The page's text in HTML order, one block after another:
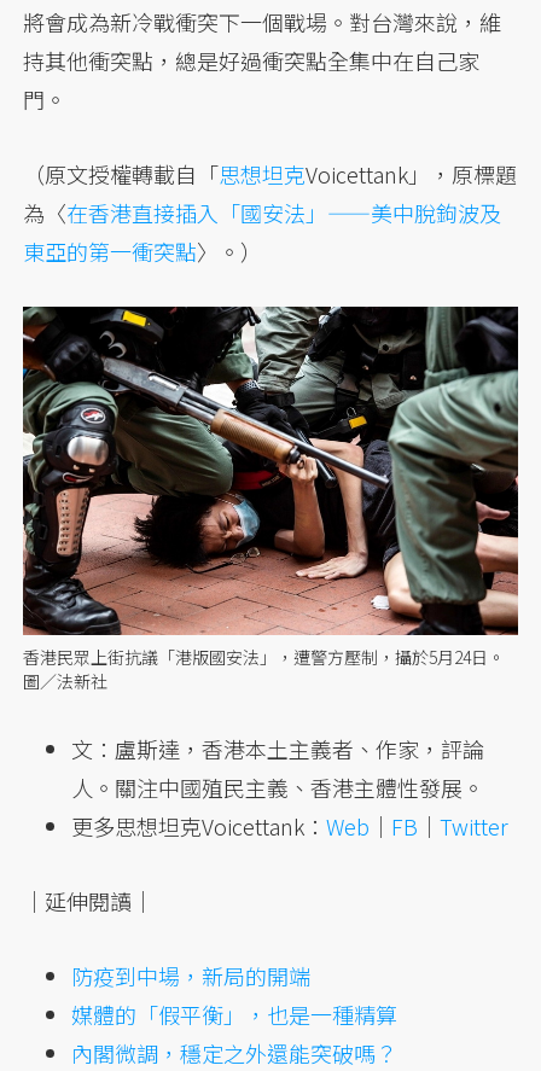
將會成為新冷戰衝突下一個戰場。對台灣來說，維
持其他衝突點，總是好過衝突點全集中在自己家
門。
（原文授權轉載自「思想坦克Voicettank」，原標題
為〈在香港直接插入「國安法」——美中脫鉤波及
東亞的第一衝突點〉。）
香港民眾上街抗議「港版國安法」，遭警方壓制，攝於5月24日。
圖／法新社
文：盧斯達，香港本土主義者、作家，評論
人。關注中國殖民主義、香港主體性發展。
更多思想坦克Voicettank：Web ｜ FB ｜Twitter
｜延伸閱讀｜
防疫到中場，新局的開端
媒體的「假平衡」，也是一種精算
內閣微調，穩定之外還能突破嗎？